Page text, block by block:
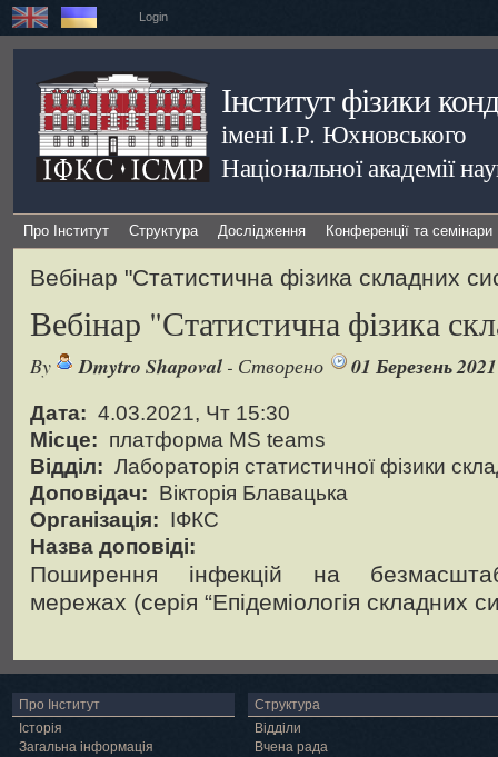
Login
Інститут фізики
імені І.Р. Юхновського
Національної академії
Про Інститут Структура Дослідження Конференції та семінари
Вебінар "Статистична фізика складних
Вебінар "Статистична фізика
By Dmytro Shapoval - Створено 01 Березень 2021
Дата: 4.03.2021, Чт 15:30
Місце: платформа MS teams
Відділ: Лабораторія статистичної фізики
Доповідач: Вікторія Блавацька
Організація: ІФКС
Назва доповіді:
Поширення інфекцій на
мережах (серія “Епідеміологія складних
Про Інститут
Історія
Загальна інформація
Структура
Відділи
Вчена рада